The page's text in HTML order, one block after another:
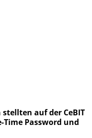
auf der CeBIT
Password und